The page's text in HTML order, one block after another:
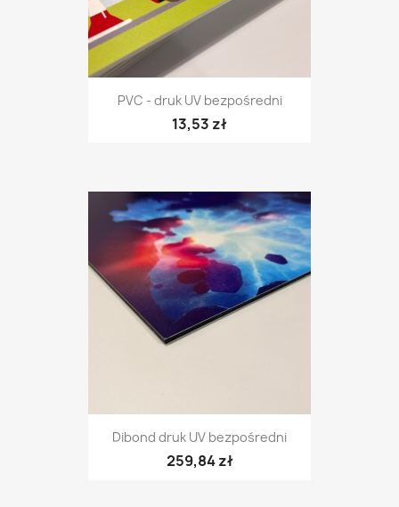
PVC - druk UV bezpośredni
13,53 zł
Dibond druk UV bezpośredni
259,84 zł